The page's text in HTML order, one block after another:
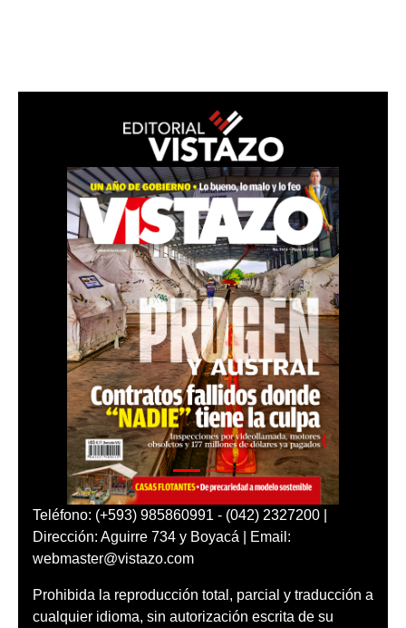
Teléfono: (+593) 985860991 - (042) 2327200 |
Dirección: Aguirre 734 y Boyacá | Email:
webmaster@vistazo.com
Prohibida la reproducción total, parcial y traducción a
cualquier idioma, sin autorización escrita de su